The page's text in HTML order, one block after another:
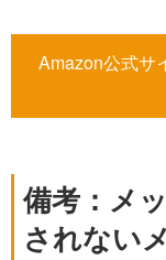
Amazon公式サ
備考：メ
されない